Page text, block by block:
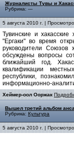
Журналисты Тувы и
Рубрика: ---
5 августа 2010 г. |
Тувинские и
"Ергаки" во время
руководители Союзов
обсуждены вопросы
ближайший год.
квалификации
республики,
информационно-
Хеймер-оол Ооржак
Вышел третий альбом
Рубрика: Культура
5 августа 2010 г. |